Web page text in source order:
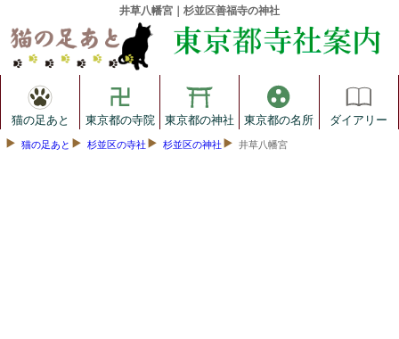
井草八幡宮｜杉並区善福寺の神社
猫の足あと 東京都の寺院 東京都の神社 東京都の名所 ダイアリー
猫の足あと 杉並区の寺社 杉並区の神社 井草八幡宮